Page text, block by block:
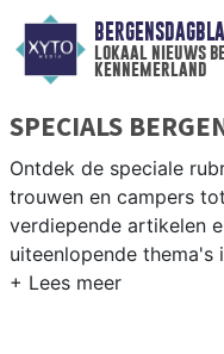
lokaal nieuws
kennemerland
SPECIALS
Ontdek de speciale
trouwen en campers
verdiepende artikelen
uiteenlopende thema's